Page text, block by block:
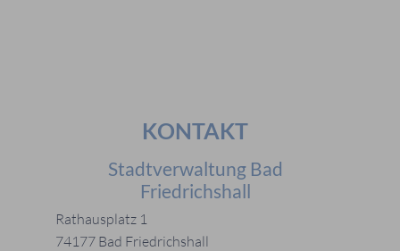
KONTAKT
Stadtverwaltung Bad
Friedrichshall
Rathausplatz 1
74177 Bad Friedrichshall